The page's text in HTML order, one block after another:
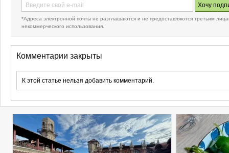
*Адреса электронной почты не разглашаются и не предоставляются третьим
некоммерческого использования.
Комментарии закрыты
К этой статье нельзя добавить комментарий.